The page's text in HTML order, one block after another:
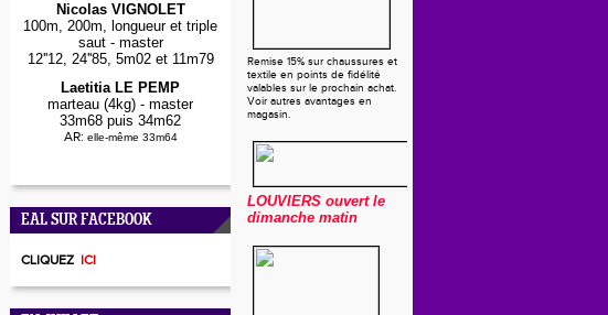
Nicolas VIGNOLET
100m, 200m, longueur et triple
saut - master
12''12, 24''85, 5m02 et 11m79
Laetitia LE PEMP
marteau (4kg) - master
33m68 puis 34m62
AR: elle-même 33m64
EAL SUR FACEBOOK
CLIQUEZ ICI
Remise 15% sur chaussures et
textile en points de fidélité
valables sur le prochain achat.
Voir autres avantages en
magasin.
LOUVIERS ouvert le
dimanche matin